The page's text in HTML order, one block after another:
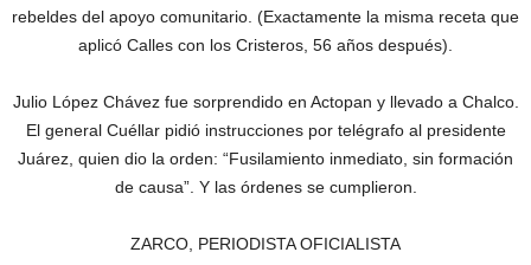
rebeldes del apoyo comunitario. (Exactamente la misma receta que
aplicó Calles con los Cristeros, 56 años después).
Julio López Chávez fue sorprendido en Actopan y llevado a Chalco.
El general Cuéllar pidió instrucciones por telégrafo al presidente
Juárez, quien dio la orden: “Fusilamiento inmediato, sin formación
de causa”. Y las órdenes se cumplieron.
ZARCO, PERIODISTA OFICIALISTA